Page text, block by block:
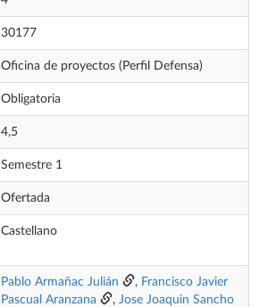
30177
Oficina de proyectos (Perfil Defensa)
Obligatoria
4,5
Semestre 1
Ofertada
Castellano
Pablo Armañac Julián , Francisco Javier
Pascual Aranzana
, Jose Joaquin Sancho